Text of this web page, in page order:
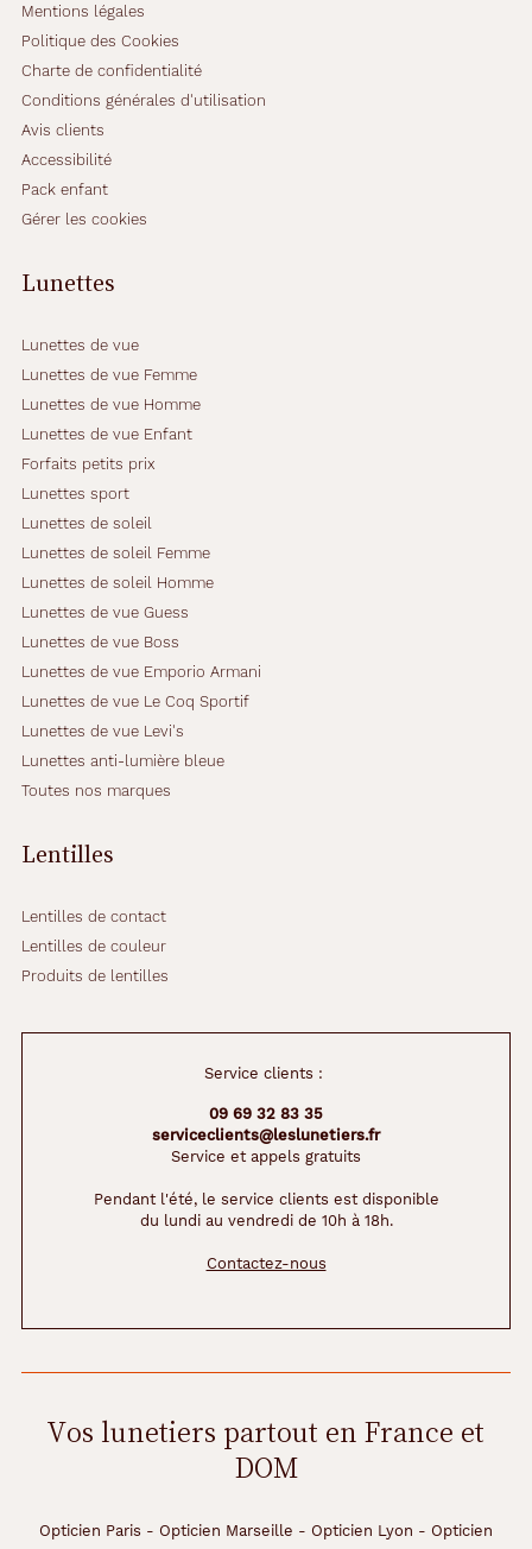
Mentions légales
Politique des Cookies
Charte de confidentialité
Conditions générales d'utilisation
Avis clients
Accessibilité
Pack enfant
Gérer les cookies
Lunettes
Lunettes de vue
Lunettes de vue Femme
Lunettes de vue Homme
Lunettes de vue Enfant
Forfaits petits prix
Lunettes sport
Lunettes de soleil
Lunettes de soleil Femme
Lunettes de soleil Homme
Lunettes de vue Guess
Lunettes de vue Boss
Lunettes de vue Emporio Armani
Lunettes de vue Le Coq Sportif
Lunettes de vue Levi's
Lunettes anti-lumière bleue
Toutes nos marques
Lentilles
Lentilles de contact
Lentilles de couleur
Produits de lentilles
Service clients :
09 69 32 83 35
serviceclients@leslunetiers.fr
Service et appels gratuits
Pendant l'été, le service clients est disponible
du lundi au vendredi de 10h à 18h.
Contactez-nous
Vos lunetiers partout en France et
DOM
Opticien Paris - Opticien Marseille - Opticien Lyon - Opticien